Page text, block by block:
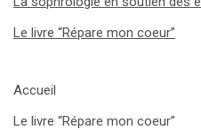
Le livre “Répare mon coeur”
Accueil
Le livre “Répare mon coeur”